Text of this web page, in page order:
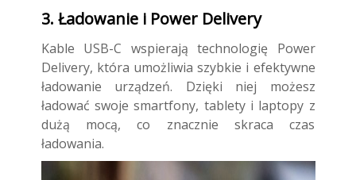
3. Ładowanie i Power Delivery
Kable USB-C wspierają technologię Power
Delivery, która umożliwia szybkie i efektywne
ładowanie urządzeń. Dzięki niej możesz
ładować swoje smartfony, tablety i laptopy z
dużą mocą, co znacznie skraca czas
ładowania.